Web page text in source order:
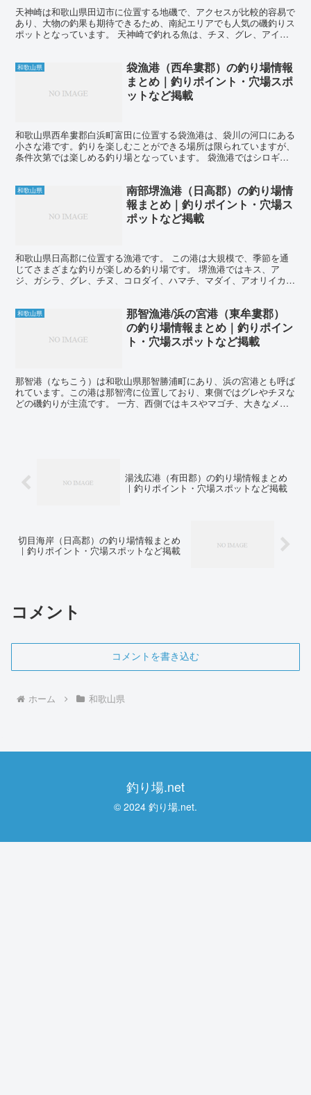
天神崎は和歌山県田辺市に位置する地磯で、アクセスが比較的容易で
あり、大物の釣果も期待できるため、南紀エリアでも人気の磯釣りス
ポットとなっています。 天神崎で釣れる魚は、チヌ、グレ、アイ
和歌山県
袋漁港（西牟婁郡）の釣り場情報
まとめ｜釣りポイント・穴場スポ
ットなど掲載
和歌山県西牟婁郡白浜町富田に位置する袋漁港は、袋川の河口にある
小さな港です。釣りを楽しむことができる場所は限られていますが、
条件次第では楽しめる釣り場となっています。 袋漁港ではシロギ
和歌山県
南部堺漁港（日高郡）の釣り場情
報まとめ｜釣りポイント・穴場ス
ポットなど掲載
和歌山県日高郡に位置する漁港です。 この港は大規模で、季節を通
じてさまざまな釣りが楽しめる釣り場です。 堺漁港ではキス、ア
ジ、ガシラ、グレ、チヌ、コロダイ、ハマチ、マダイ、アオリイカ、
和歌山県
那智漁港/浜の宮港（東牟婁郡）
の釣り場情報まとめ｜釣りポイン
ト・穴場スポットなど掲載
那智港（なちこう）は和歌山県那智勝浦町にあり、浜の宮港とも呼ば
れています。この港は那智湾に位置しており、東側ではグレやチヌな
どの磯釣りが主流です。 一方、西側ではキスやマゴチ、大きなメバ
湯浅広港（有田郡）の釣り場情報まとめ
｜釣りポイント・穴場スポットなど掲載
切目海岸（日高郡）の釣り場情報まとめ
｜釣りポイント・穴場スポットなど掲載
コメント
コメントを書き込む
ホーム 和歌山県
釣り場.net
© 2024 釣り場.net.